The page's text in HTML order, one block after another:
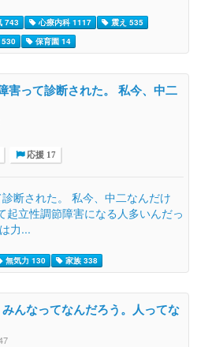
743 心療内科 1117
震え 535
530 保育園 14
害って診断された。 私今、中二
応援 17
断された。 私今、中二なんだけ
起立性調節障害になる人多いんだっ
力...
無気力 130 家族 338
んなってなんだろう。人ってな